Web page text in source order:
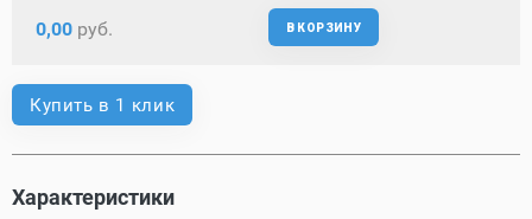
0,00 руб. В КОРЗИНУ
Купить в 1 клик
Характеристики